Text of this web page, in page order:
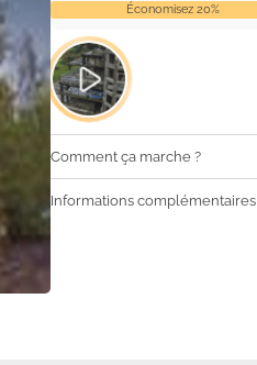
Économisez 20%
Comment ça marche ?
Informations complémentaires